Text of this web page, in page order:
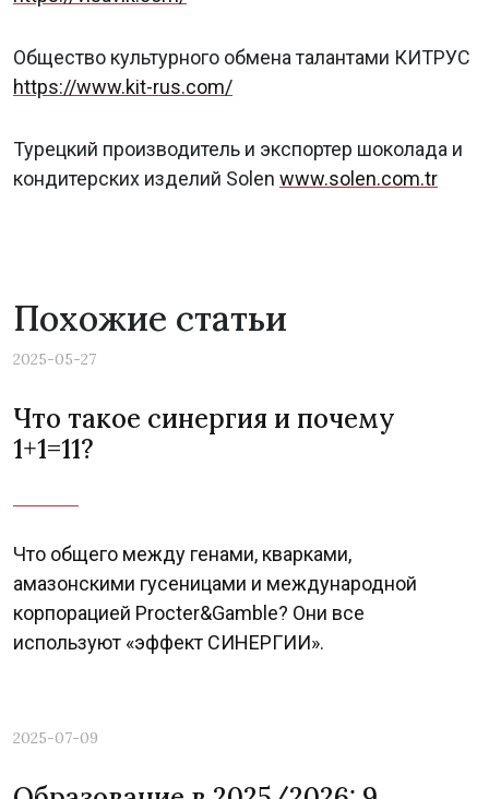
Общество культурного обмена талантами КИТРУС
https://www.kit-rus.com/
Турецкий производитель и экспортер шоколада и
кондитерских изделий Solen www.solen.com.tr
Похожие статьи
2025-05-27
Что такое синергия и почему
1+1=11?
Что общего между генами, кварками,
амазонскими гусеницами и международной
корпорацией Procter&Gamble? Они все
используют «эффект СИНЕРГИИ».
2025-07-09